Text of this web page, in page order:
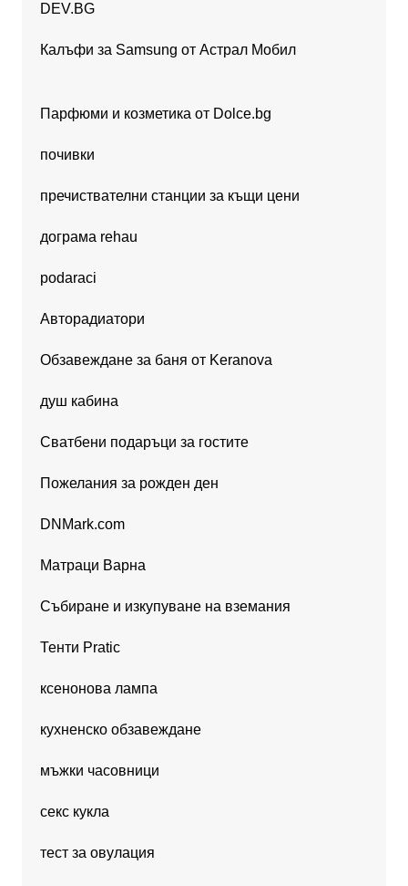
DEV.BG
Калъфи за Samsung от Астрал Мобил
Парфюми и козметика от Dolce.bg
почивки
пречиствателни станции за къщи цени
дограма rehau
podaraci
Авторадиатори
Обзавеждане за баня от Keranova
душ кабина
Сватбени подаръци за гостите
Пожелания за рожден ден
DNMark.com
Матраци Варна
Събиране и изкупуване на вземания
Тенти Pratic
ксенонова лампа
кухненско обзавеждане
мъжки часовници
секс кукла
тест за овулация